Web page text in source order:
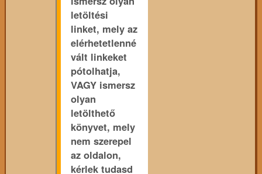
letöltési
linket, mely az
elérhetetlenné
vált linkeket
pótolhatja,
VAGY ismersz
olyan
letölthető
könyvet, mely
nem szerepel
az oldalon,
kérlek tudasd